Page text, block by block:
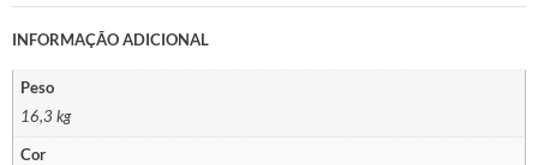
INFORMAÇÃO ADICIONAL
Peso
16,3 kg
Cor